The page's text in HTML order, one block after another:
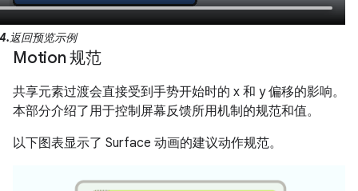
返回预览示例
Motion 规范
共享元素过渡会直接受到手势开始时的 x 和 y 偏移的影响。
本部分介绍了用于控制屏幕反馈所用机制的规范和值。
以下图表显示了 Surface 动画的建议动作规范。